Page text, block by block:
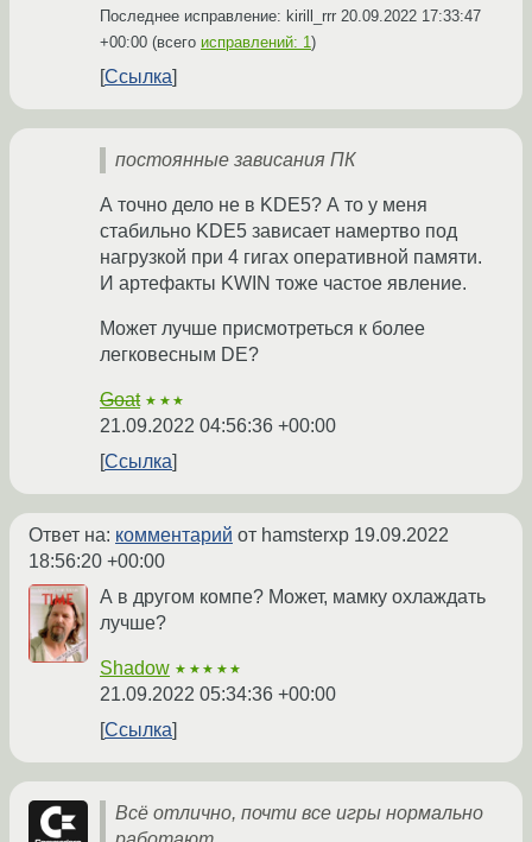
Последнее исправление: kirill_rrr 20.09.2022 17:33:47
+00:00 (всего исправлений: 1)
Ссылка
постоянные зависания ПК
А точно дело не в KDE5? А то у меня
стабильно KDE5 зависает намертво под
нагрузкой при 4 гигах оперативной памяти.
И артефакты KWIN тоже частое явление.
Может лучше присмотреться к более
легковесным DE?
Goat ★★★
21.09.2022 04:56:36 +00:00
Ссылка
Ответ на: комментарий от hamsterxp 19.09.2022
18:56:20 +00:00
А в другом компе? Может, мамку охлаждать
лучше?
Shadow ★★★★★
21.09.2022 05:34:36 +00:00
Ссылка
Всё отлично, почти все игры нормально